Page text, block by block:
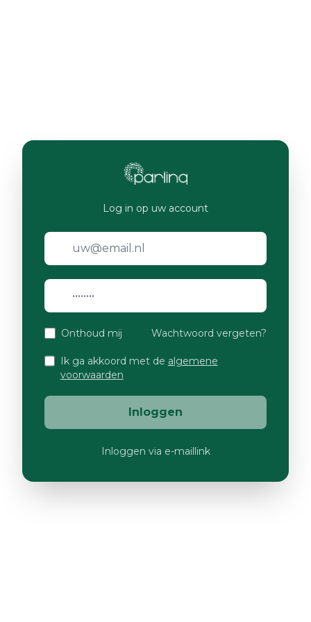
Log in op uw account
Onthoud mij Wachtwoord vergeten?
Ik ga akkoord met de algemene
voorwaarden
Inloggen
Inloggen via e-maillink